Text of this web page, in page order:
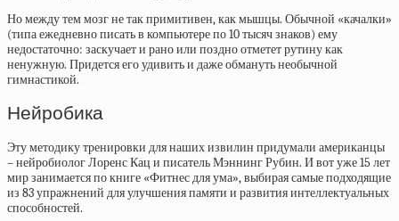
Но между тем мозг не так примитивен, как мышцы. Обычной «качалки»
(типа ежедневно писать в компьютере по 10 тысяч знаков) ему
недостаточно: заскучает и рано или поздно отметет рутину как
ненужную. Придется его удивить и даже обмануть необычной
гимнастикой.
Нейробика
Эту методику тренировки для наших извилин придумали американцы
– нейробиолог Лоренс Кац и писатель Мэннинг Рубин. И вот уже 15 лет
мир занимается по книге «Фитнес для ума», выбирая самые подходящие
из 83 упражнений для улучшения памяти и развития интеллектуальных
способностей.